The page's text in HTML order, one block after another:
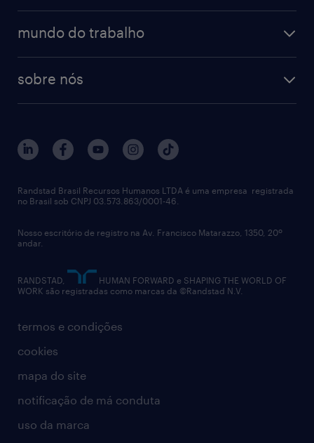
mundo do trabalho
sobre nós
termos e condições
cookies
mapa do site
notificação de má conduta
uso da marca
Randstad Brasil Recursos Humanos LTDA é uma empresa registrada
no Brasil sob CNPJ 03.573.863/0001-46.
Nosso escritório de registro na Av. Francisco Matarazzo, 1350, 20º
andar.
RANDSTAD,
HUMAN FORWARD e SHAPING THE WORLD OF
WORK são registradas como marcas da ©Randstad N.V.